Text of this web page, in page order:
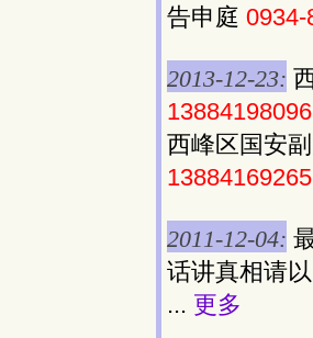
告申庭 0934-
2013-12-23:
13884198096
西峰区国安
13884169265
2011-12-04:
话讲真相请
... 更多